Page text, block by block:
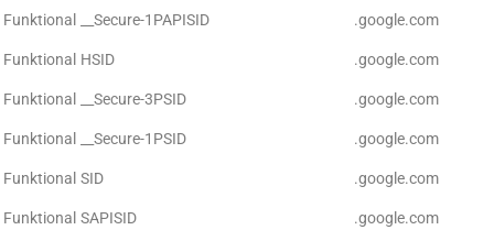
Funktional __Secure-1PAPISID .google.com
Funktional HSID .google.com
Funktional __Secure-3PSID .google.com
Funktional __Secure-1PSID .google.com
Funktional SID .google.com
Funktional SAPISID .google.com